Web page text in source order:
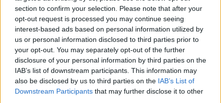
section to confirm your selection. Please note that after your
opt-out request is processed you may continue seeing
interest-based ads based on personal information utilized by
us or personal information disclosed to third parties prior to
your opt-out. You may separately opt-out of the further
disclosure of your personal information by third parties on the
IAB’s list of downstream participants. This information may
also be disclosed by us to third parties on the IAB’s List of
Downstream Participants that may further disclose it to other
— ANNABELLE4
(@THESTRAYANNA)DECEMBER 21,
2023